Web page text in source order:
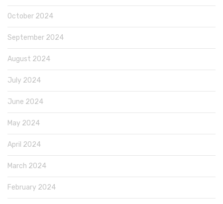
October 2024
September 2024
August 2024
July 2024
June 2024
May 2024
April 2024
March 2024
February 2024